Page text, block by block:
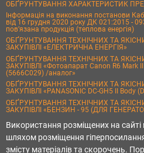
ОБҐРУНТУВАННЯ ХАРАКТЕРИСТИК
Інформація на виконання постанови
від 16 грудня 2020 року ДК 021:2015 -
пов’язана продукція (теплова енергія)
ОБҐРУНТУВАННЯ ТЕХНІЧНИХ ТА
ЗАКУПІВЛІ «ЕЛЕКТРИЧНА ЕНЕРГІЯ»
ОБҐРУНТУВАННЯ ТЕХНІЧНИХ ТА
ЗАКУПІВЛІ «Фотоапарат Canon R6 Mark
(5666C029) /аналог»
ОБҐРУНТУВАННЯ ТЕХНІЧНИХ ТА
ЗАКУПІВЛІ «PANASONIC DC-GH5 II Body
ОБҐРУНТУВАННЯ ТЕХНІЧНИХ ТА
ЗАКУПІВЛІ «БЕНЗИН - 95 (ДЛЯ
Використання розміщених на сайті
шляхом розміщення
змісту матеріалів та скорочень.